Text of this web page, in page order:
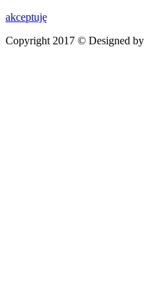
akceptuję
Copyright 2017 © Designed by